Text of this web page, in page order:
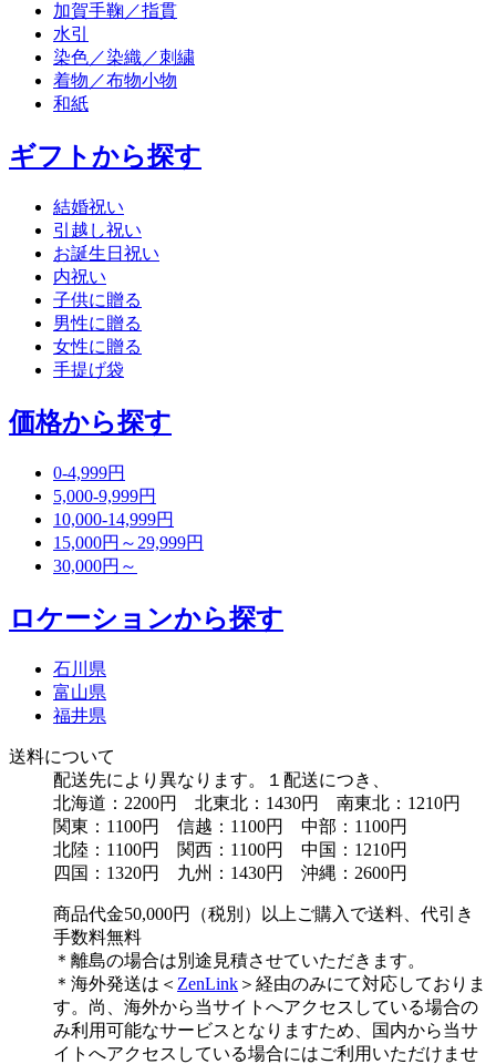
加賀手鞠／指貫
水引
染色／染織／刺繍
着物／布物小物
和紙
ギフトから探す
結婚祝い
引越し祝い
お誕生日祝い
内祝い
子供に贈る
男性に贈る
女性に贈る
手提げ袋
価格から探す
0-4,999円
5,000-9,999円
10,000-14,999円
15,000円～29,999円
30,000円～
ロケーションから探す
石川県
富山県
福井県
送料について
配送先により異なります。１配送につき、
北海道：2200円 北東北：1430円 南東北：1210円
関東：1100円 信越：1100円 中部：1100円
北陸：1100円 関西：1100円 中国：1210円
四国：1320円 九州：1430円 沖縄：2600円
商品代金50,000円（税別）以上ご購入で送料、代引き
手数料無料
＊離島の場合は別途見積させていただきます。
＊海外発送は＜ ZenLink ＞経由のみにて対応しておりま
す。尚、海外から当サイトへアクセスしている場合の
み利用可能なサービスとなりますため、国内から当サ
イトへアクセスしている場合にはご利用いただけませ